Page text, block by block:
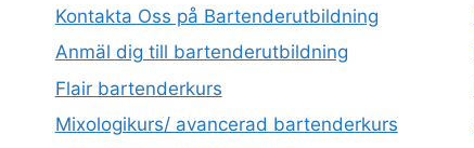
Kontakta Oss på Bartenderutbildning
Anmäl dig till bartenderutbildning
Flair bartenderkurs
Mixologikurs/ avancerad bartenderkurs